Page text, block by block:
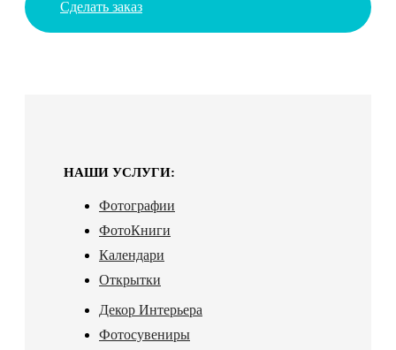
Сделать заказ
НАШИ УСЛУГИ:
Фотографии
ФотоКниги
Календари
Открытки
Декор Интерьера
Фотосувениры